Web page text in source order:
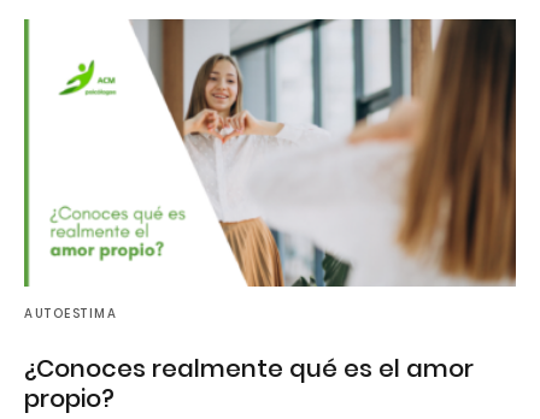
AUTOESTIMA
¿Conoces realmente qué es el amor
propio?